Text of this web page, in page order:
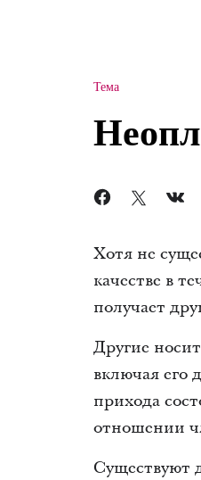
Тема
Хотя не
качестве в
получает
Другие
включая его
прихода
отношении
Существуют